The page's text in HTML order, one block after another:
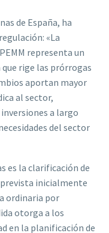
de España, ha
«La
representa un
rige las prórrogas
aportan mayor
al sector,
a largo
del sector
es la clarificación de
inicialmente
ordinaria por
otorga a los
en la planificación de